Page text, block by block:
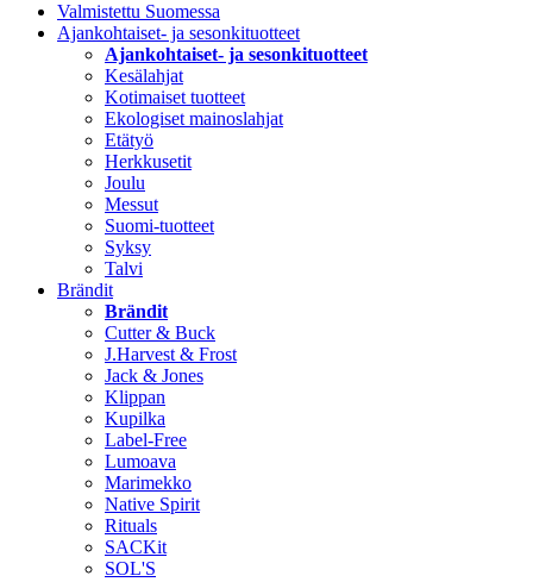
Valmistettu Suomessa
Ajankohtaiset- ja sesonkituotteet
Ajankohtaiset- ja sesonkituotteet
Kesälahjat
Kotimaiset tuotteet
Ekologiset mainoslahjat
Etätyö
Herkkusetit
Joulu
Messut
Suomi-tuotteet
Syksy
Talvi
Brändit
Brändit
Cutter & Buck
J.Harvest & Frost
Jack & Jones
Klippan
Kupilka
Label-Free
Lumoava
Marimekko
Native Spirit
Rituals
SACKit
SOL'S